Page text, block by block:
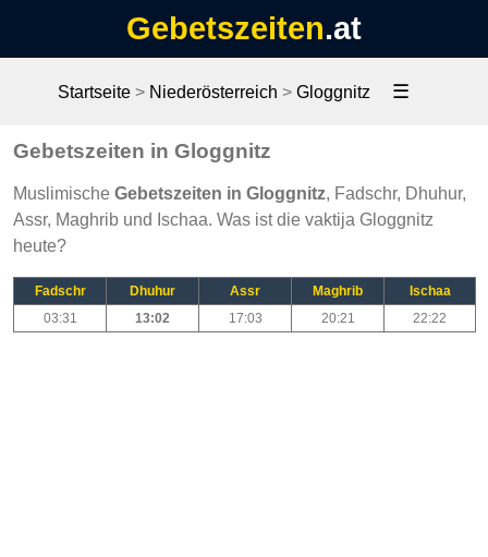
Gebetszeiten.at
Startseite> Niederösterreich > Gloggnitz ☰
Gebetszeiten in Gloggnitz
Muslimische Gebetszeiten in Gloggnitz, Fadschr, Dhuhur,
Assr, Maghrib und Ischaa. Was ist die vaktija Gloggnitz
heute?
Fadschr Dhuhur Assr Maghrib
Ischaa
03:31
13:02 17:03 20:21 22:22